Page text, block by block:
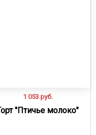
1 053 руб.
"Птичье молоко"